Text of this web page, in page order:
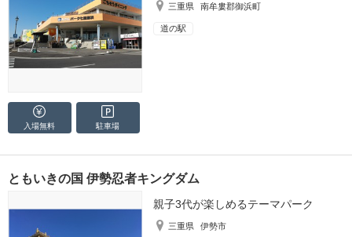
三重県 南牟婁郡御浜町
道の駅
入場無料 駐車場
ともいきの国 伊勢忍者キングダム
親子3代が楽しめるテーマパーク
三重県 伊勢市